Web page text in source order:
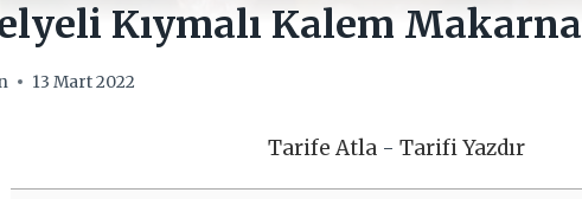
Kıymalı Kalem Makarna
13 Mart 2022
Tarife Atla- Tarifi Yazdır